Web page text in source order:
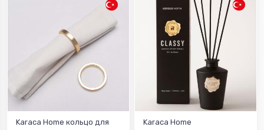
Karaca Home кольцо для
Karaca Home